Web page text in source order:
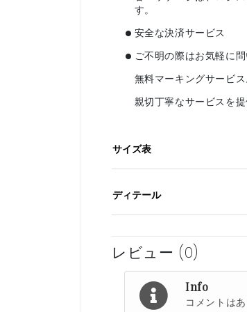
す。
• 安全な決済サービス
• ご不明の際はお気軽に
無料マーキングサービ
親切丁寧なサービスを
サイズ表
ディテール
レビュー (0)
Info
コメントは